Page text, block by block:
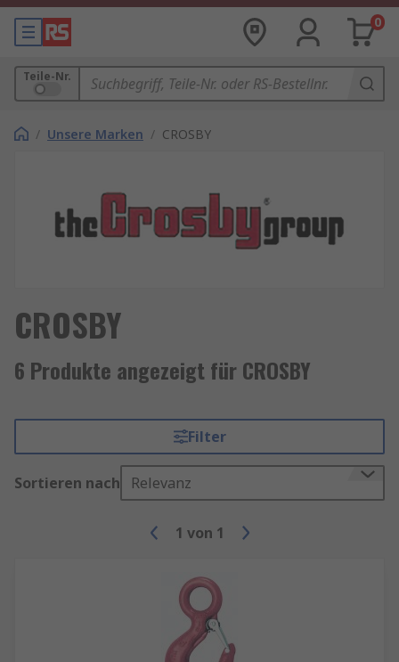
0
Teile-Nr.
/ Unsere Marken / CROSBY
CROSBY
6 Produkte angezeigt für CROSBY
Filter
Sortieren nach Relevanz
1 von 1